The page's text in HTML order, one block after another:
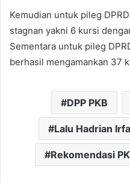
Kemudian untuk pileg
stagnan yakni 6 kursi
Sementara untuk pileg
berhasil mengamankan 37
DPP PKB
Lalu Hadrian
Rekomendasi